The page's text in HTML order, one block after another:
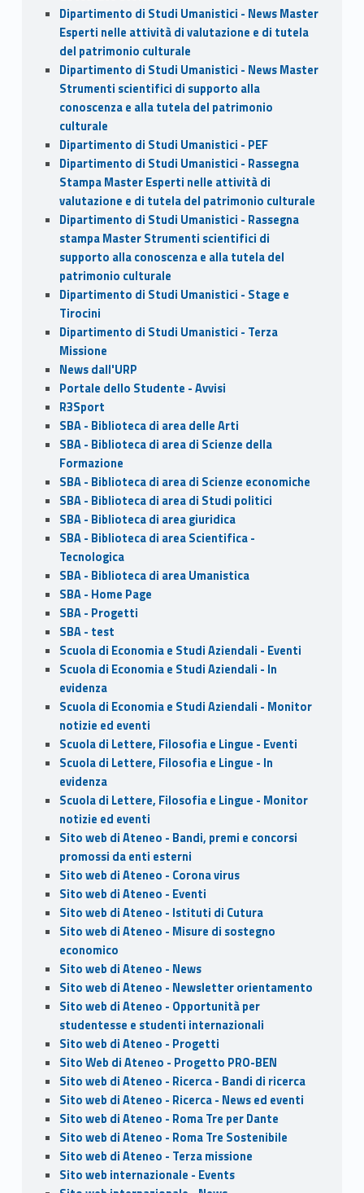
Dipartimento di Studi Umanistici - News Master
Esperti nelle attività di valutazione e di tutela
del patrimonio culturale
Dipartimento di Studi Umanistici - News Master
Strumenti scientifici di supporto alla
conoscenza e alla tutela del patrimonio
culturale
Dipartimento di Studi Umanistici - PEF
Dipartimento di Studi Umanistici - Rassegna
Stampa Master Esperti nelle attività di
valutazione e di tutela del patrimonio culturale
Dipartimento di Studi Umanistici - Rassegna
stampa Master Strumenti scientifici di
supporto alla conoscenza e alla tutela del
patrimonio culturale
Dipartimento di Studi Umanistici - Stage e
Tirocini
Dipartimento di Studi Umanistici - Terza
Missione
News dall'URP
Portale dello Studente - Avvisi
R3Sport
SBA - Biblioteca di area delle Arti
SBA - Biblioteca di area di Scienze della
Formazione
SBA - Biblioteca di area di Scienze economiche
SBA - Biblioteca di area di Studi politici
SBA - Biblioteca di area giuridica
SBA - Biblioteca di area Scientifica -
Tecnologica
SBA - Biblioteca di area Umanistica
SBA - Home Page
SBA - Progetti
SBA - test
Scuola di Economia e Studi Aziendali - Eventi
Scuola di Economia e Studi Aziendali - In
evidenza
Scuola di Economia e Studi Aziendali - Monitor
notizie ed eventi
Scuola di Lettere, Filosofia e Lingue - Eventi
Scuola di Lettere, Filosofia e Lingue - In
evidenza
Scuola di Lettere, Filosofia e Lingue - Monitor
notizie ed eventi
Sito web di Ateneo - Bandi, premi e concorsi
promossi da enti esterni
Sito web di Ateneo - Corona virus
Sito web di Ateneo - Eventi
Sito web di Ateneo - Istituti di Cutura
Sito web di Ateneo - Misure di sostegno
economico
Sito web di Ateneo - News
Sito web di Ateneo - Newsletter orientamento
Sito web di Ateneo - Opportunità per
studentesse e studenti internazionali
Sito web di Ateneo - Progetti
Sito Web di Ateneo - Progetto PRO-BEN
Sito web di Ateneo - Ricerca - Bandi di ricerca
Sito web di Ateneo - Ricerca - News ed eventi
Sito web di Ateneo - Roma Tre per Dante
Sito web di Ateneo - Roma Tre Sostenibile
Sito web di Ateneo - Terza missione
Sito web internazionale - Events